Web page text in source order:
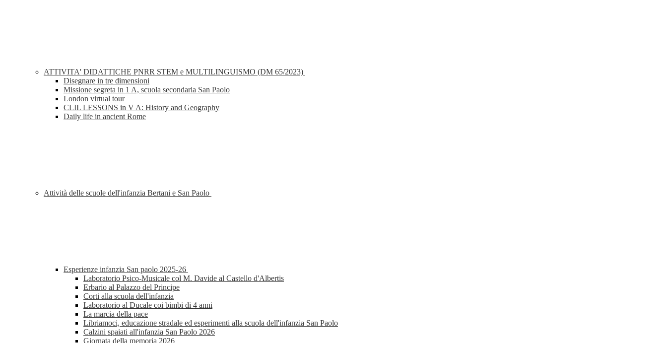
ATTIVITA' DIDATTICHE PNRR STEM e MULTILINGUISMO (DM 65/2023)
Disegnare in tre dimensioni
Missione segreta in 1 A, scuola secondaria San Paolo
London virtual tour
CLIL LESSONS in V A: History and Geography
Daily life in ancient Rome
Attività delle scuole dell'infanzia Bertani e San Paolo
Esperienze infanzia San paolo 2025-26
Laboratorio Psico-Musicale col M. Davide al Castello d'Albertis
Erbario al Palazzo del Principe
Corti alla scuola dell'infanzia
Laboratorio al Ducale coi bimbi di 4 anni
La marcia della pace
Libriamoci, educazione stradale ed esperimenti alla scuola dell'infanzia San Paolo
Calzini spaiati all'infanzia San Paolo 2026
Giornata della memoria 2026